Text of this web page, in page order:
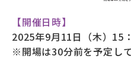
【開催日時】
2025年9月11日（木）15
※開場は30分前を予定し